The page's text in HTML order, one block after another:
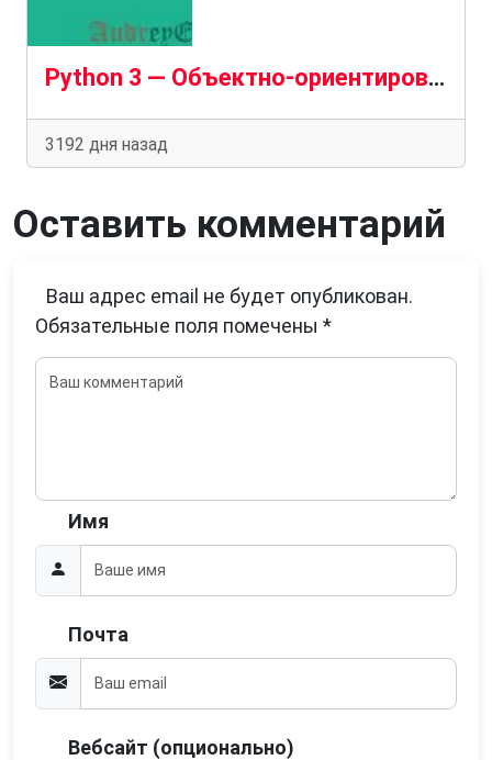
Python 3 — Объектно-ориентированный язык
3192 дня назад
Оставить комментарий
Ваш адрес email не будет опубликован.
Обязательные поля помечены *
Имя
Почта
Вебсайт (опционально)